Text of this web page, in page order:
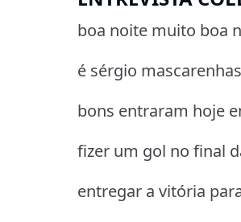
boa noite muito boa
é sérgio
bons entraram hoje
fizer um gol no final
entregar a vitória